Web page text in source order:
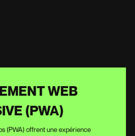
WEB
(PWA)
(PWA) offrent une expérience